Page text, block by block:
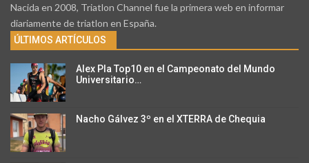
Nacida en 2008, Triatlon Channel fue la primera web en informar
diariamente de triatlon en España.
ÚLTIMOS ARTÍCULOS
Alex Pla Top10 en el Campeonato del Mundo
Universitario…
Nacho Gálvez 3º en el XTERRA de Chequia